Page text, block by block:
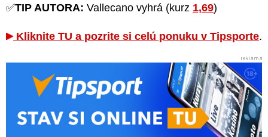
✅TIP AUTORA: Vallecano vyhrá (kurz 1,69)
Kliknite TU a pozrite si celú ponuku v Tipsporte.